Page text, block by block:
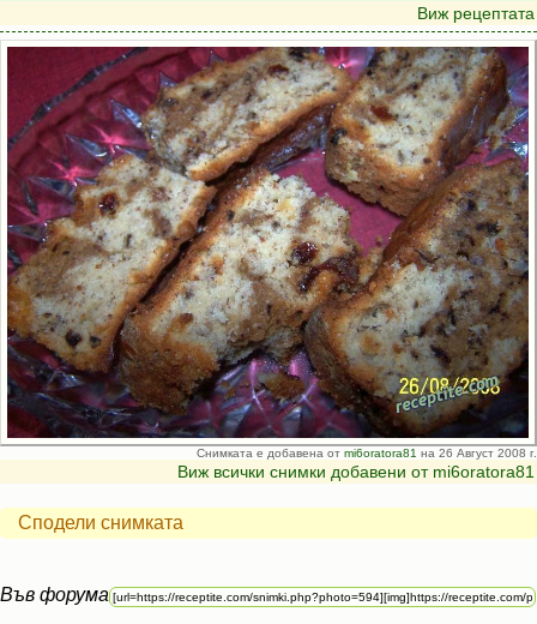
Виж рецептата
Снимката е добавена от mi6oratora81 на 26 Август 2008 г.
Виж всички снимки добавени от mi6oratora81
Сподели снимката
Във форума